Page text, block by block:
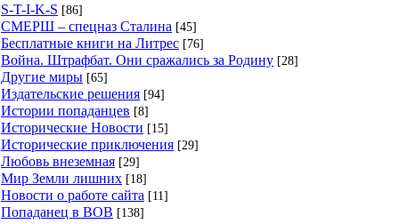
S-T-I-K-S [86]
СМЕРШ – спецназ Сталина [45]
Бесплатные книги на Литрес [76]
Война. Штрафбат. Они сражались за Родину [28]
Другие миры [65]
Издательские решения [94]
Истории попаданцев [8]
Исторические Новости [15]
Исторические приключения [29]
Любовь внеземная [29]
Мир Земли лишних [18]
Новости о работе сайта [11]
Попаданец в ВОВ [138]